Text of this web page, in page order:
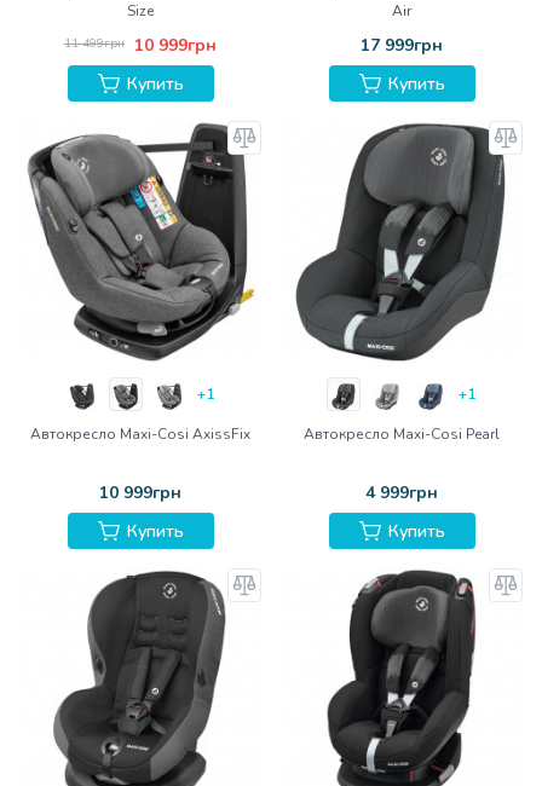
Size
11 499грн
10 999грн
Купить
Air
17 999грн
Купить
+1
Автокресло Maxi-Cosi AxissFix
10 999грн
Купить
+1
Автокресло Maxi-Cosi Pearl
4 999грн
Купить